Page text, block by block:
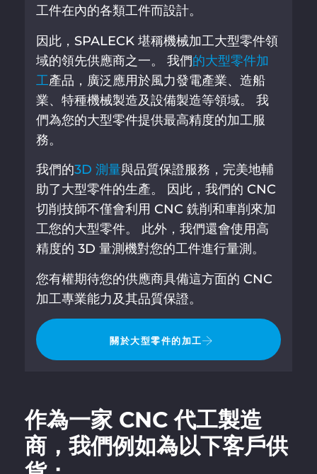
工件在內的各類工件而設計。
因此，SPALECK 堪稱機械加工大型零件領
域的領先供應商之一。 我們的大型零件加
工產品，廣泛應用於風力發電產業、造船
業、特種機械製造及設備製造等領域。 我
們為您的大型零件提供最高精度的加工服
務。
我們的3D 測量與品質保證服務，完美地輔
助了大型零件的生產。 因此，我們的 CNC
切削技師不僅會利用 CNC 銑削和車削來加
工您的大型零件。 此外，我們還會使用高
精度的 3D 量測機對您的工件進行量測。
您有權期待您的供應商具備這方面的 CNC
加工專業能力及其品質保證。
關於大型零件的加工
作為一家 CNC 代工製造
商，我們例如為以下客戶供